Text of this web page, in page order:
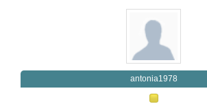
antonia1978